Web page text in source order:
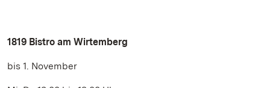
1819 Bistro am Wirtemberg
bis 1. November